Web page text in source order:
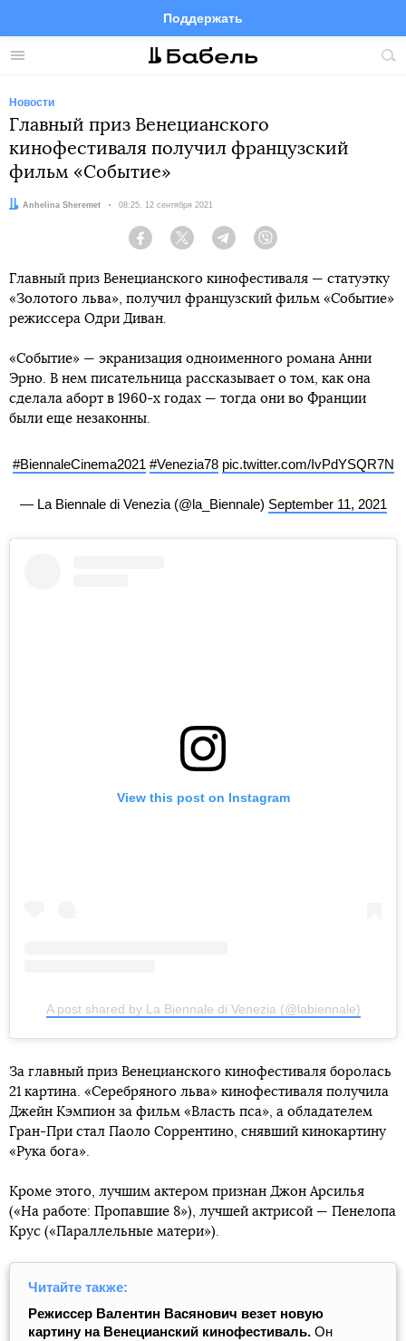
Меню
Поддержать
FacebookTelegramTwitter
Новости
Главный приз Венецианского
кинофестиваля получил французский
фильм «Событие»
Автор:
Anhelina Sheremet Дата:
08:25, 12 сентября 2021
Facebook Twitter Telegram
Главный приз Венецианского кинофестиваля — статуэтку
«Золотого льва», получил французский фильм «Событие»
режиссера Одри Диван.
«Событие» — экранизация одноименного романа Анни
Эрно. В нем писательница рассказывает о том, как она
сделала аборт в 1960-х годах — тогда они во Франции
были еще незаконны.
#BiennaleCinema2021 #Venezia78 pic.twitter.com/IvPdYSQR7N
— La Biennale di Venezia (@la_Biennale) September 11, 2021
View this post on Instagram
A post shared by La Biennale di Venezia (@labiennale)
За главный приз Венецианского кинофестиваля боролась
21 картина. «Серебряного льва» кинофестиваля получила
Джейн Кэмпион за фильм «Власть пса», а обладателем
Гран-При стал Паоло Соррентино, снявший кинокартину
«Рука бога».
Кроме этого, лучшим актером признан Джон Арсилья
(«На работе: Пропавшие 8»), лучшей актрисой — Пенелопа
Крус («Параллельные матери»).
Читайте также:
Режиссер Валентин Васянович везет новую
картину на Венецианский кинофестиваль. Он